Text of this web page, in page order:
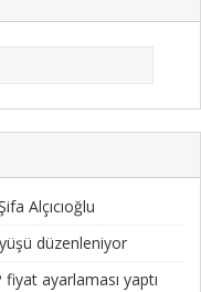
Alçıcıoğlu
düzenleniyor
ayarlaması yaptı